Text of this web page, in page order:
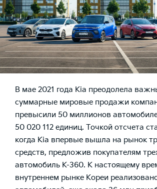
В мае 2021 года Kia преодолела
суммарные мировые продажи
превысили 50 миллионов
50 020 112 единиц. Точкой отсчета
когда Kia впервые вышла на рынок
средств, предложив покупателям
автомобиль K-360. К настоящему
внутреннем рынке Кореи